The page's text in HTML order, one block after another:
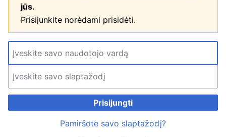
jūs.
Prisijunkite norėdami prisidėti.
Prisijungti
Pamiršote savo slaptažodį?